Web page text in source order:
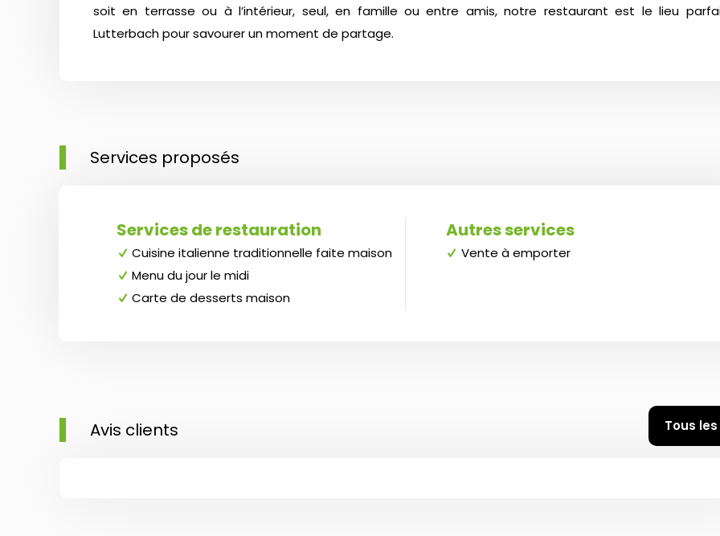
soit en terrasse ou à l’intérieur, seul, en famille ou entre amis, notre restaurant est le lieu
Lutterbach pour savourer un moment de partage.
Services proposés
Services de restauration
Cuisine italienne traditionnelle faite maison
Menu du jour le midi
Carte de desserts maison
Autres services
Vente à emporter
Avis clients Tous